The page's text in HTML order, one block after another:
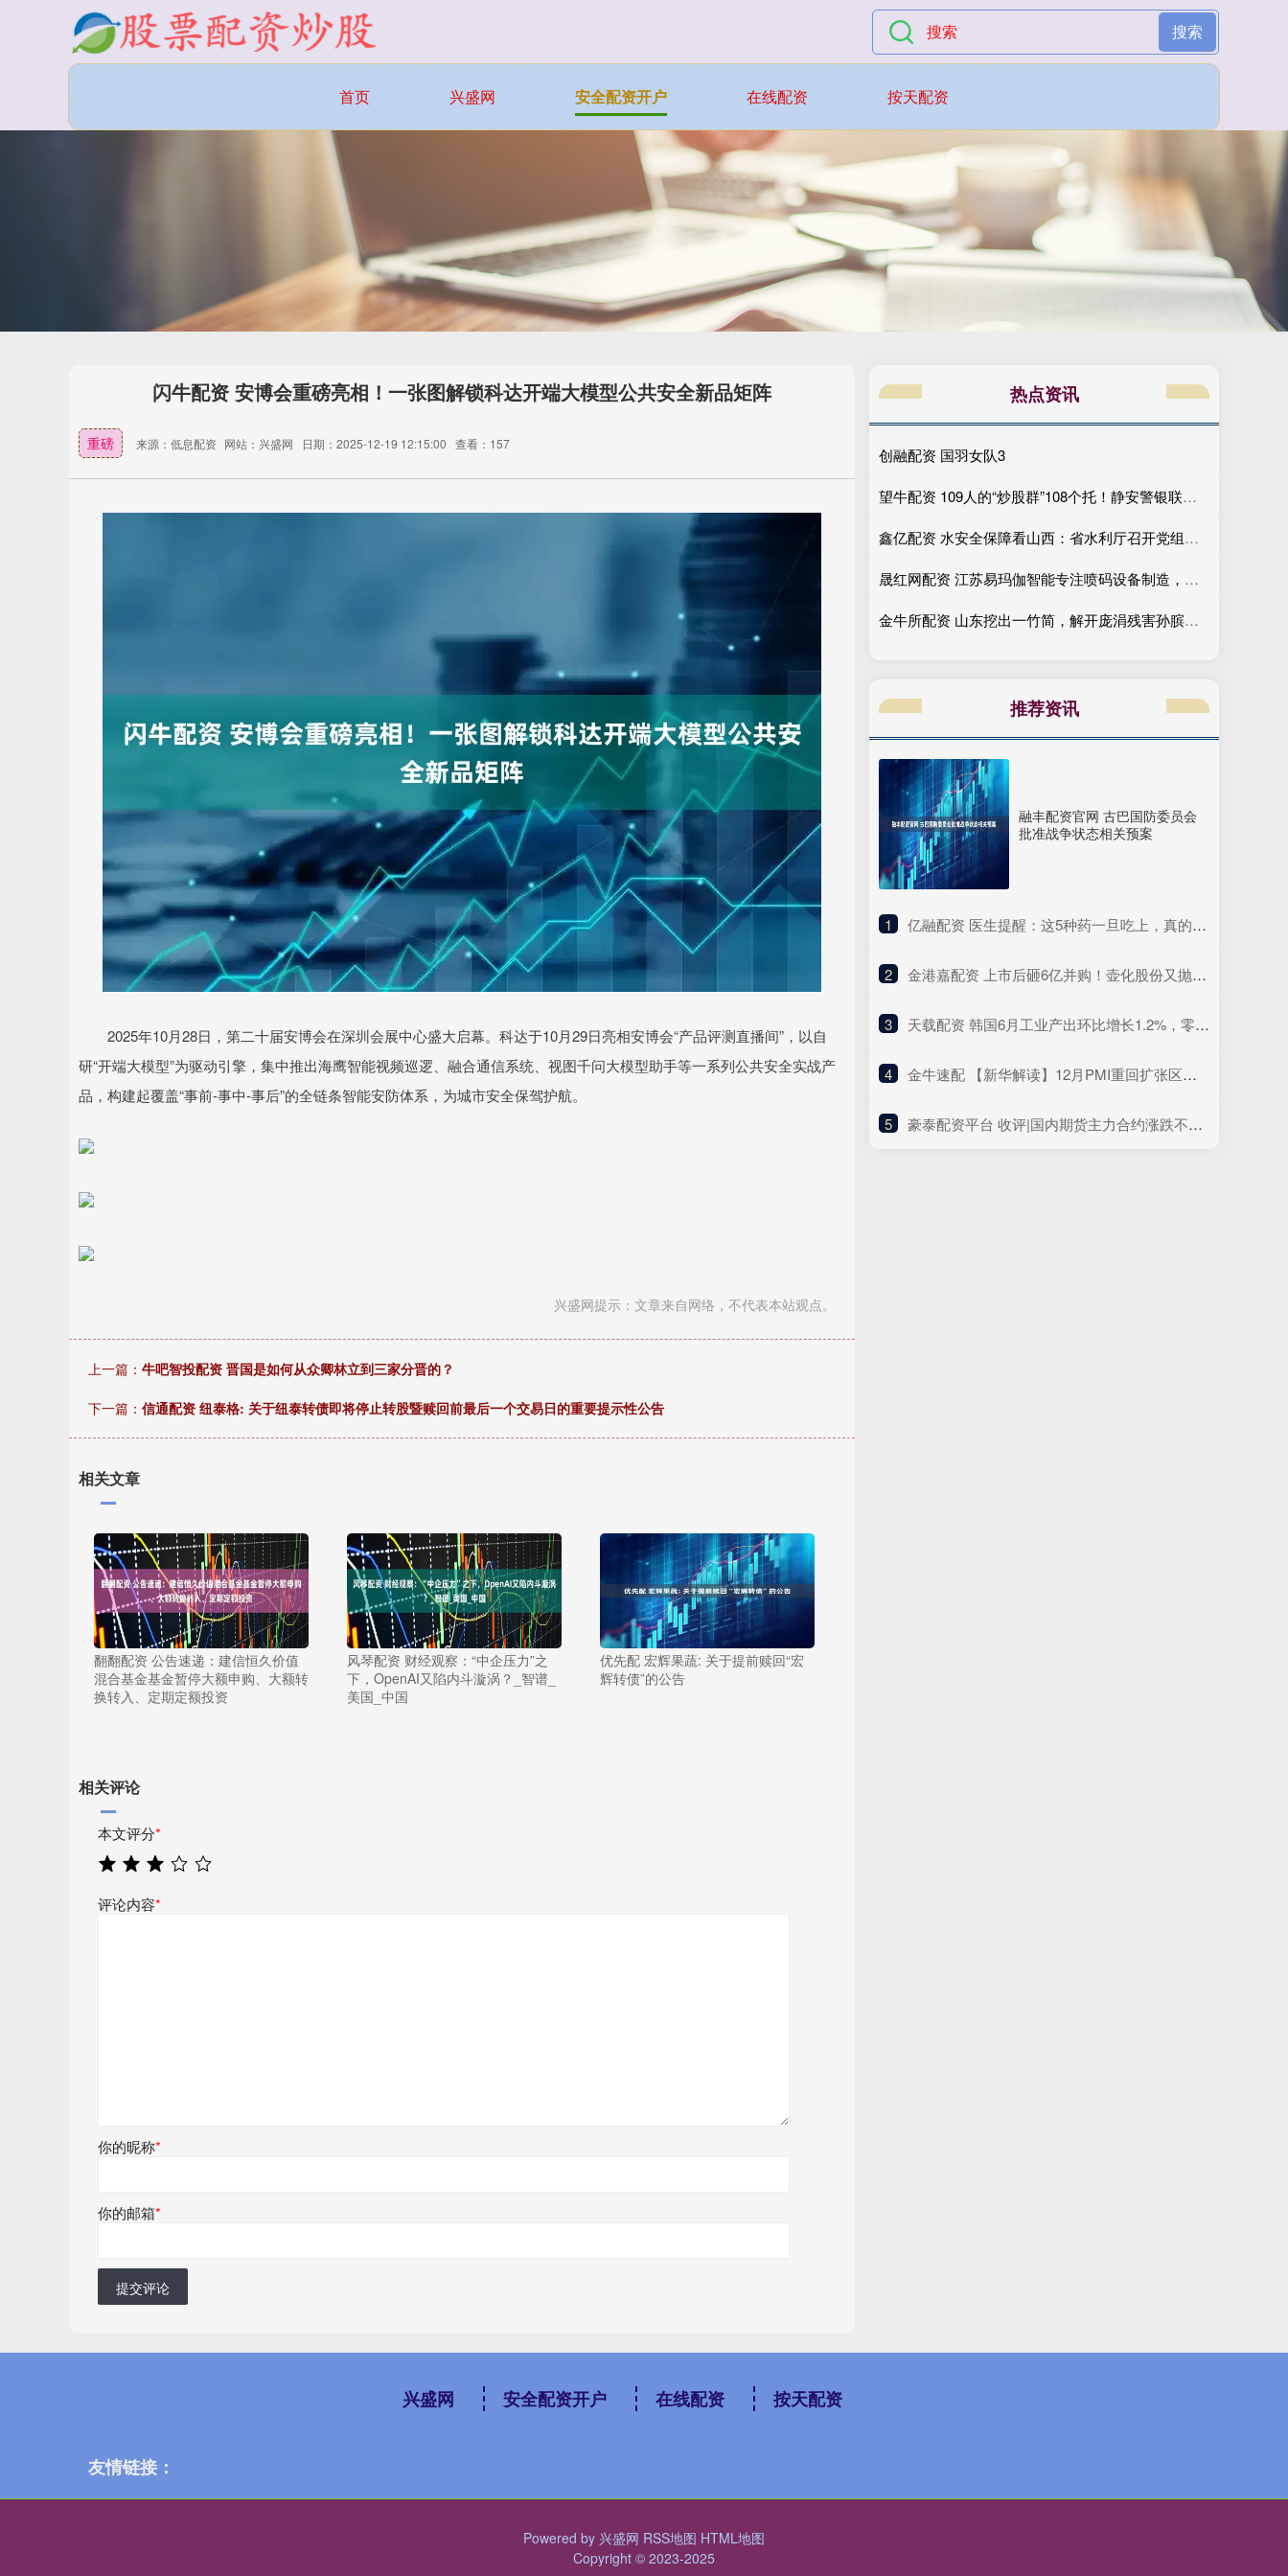
搜索
首页 兴盛网 安全配资开户 在线配资 按天配资
闪牛配资 安博会重磅亮相！一张图解锁科达开端大模型公共安全新品矩阵
重磅 来源：低息配资 网站：兴盛网 日期：2025-12-19 12:15:00 查看：157
2025年10月28日，第二十届安博会在深圳会展中心盛大启幕。科达于10月29日亮相安博会“产品评测直播间”，以自
研“开端大模型”为驱动引擎，集中推出海鹰智能视频巡逻、融合通信系统、视图千问大模型助手等一系列公共安全实战产
品，构建起覆盖“事前-事中-事后”的全链条智能安防体系，为城市安全保驾护航。
兴盛网提示：文章来自网络，不代表本站观点。
上一篇： 牛吧智投配资 晋国是如何从众卿林立到三家分晋的？
下一篇： 信通配资 纽泰格: 关于纽泰转债即将停止转股暨赎回前最后一个交易日的重要提示性公告
相关文章
翻翻配资 公告速递：建信恒久价值
混合基金基金暂停大额申购、大额转
换转入、定期定额投资
风琴配资 财经观察：“中企压力”之
下，OpenAI又陷内斗漩涡？_智谱_
美国_中国
优先配 宏辉果蔬: 关于提前赎回“宏
辉转债”的公告
相关评论
本文评分*
评论内容*
你的昵称*
你的邮箱*
提交评论
热点资讯
创融配资 国羽女队3
望牛配资 109人的“炒股群”108个托！静安警银联动保住老人10万元
鑫亿配资 水安全保障看山西：省水利厅召开党组（扩大）会议 传达学习贯彻全国两会精神
晟红网配资 江苏易玛伽智能专注喷码设备制造，技术团队全程严格把控。提供高解析喷码机、小字符喷码机及激光喷码机，保障标识清晰稳定运行
金牛所配资 山东挖出一竹简，解开庞涓残害孙膑真相：孙膑被挖掉膝盖骨真不冤_田忌_竹筒_齐国
推荐资讯
融丰配资官网 古巴国防委员会
批准战争状态相关预案
1 ​亿融配资 医生提醒：这5种药一旦吃上，真的不能随便停！突然停服风险大
2 ​金港嘉配资 上市后砸6亿并购！壶化股份又抛5.86亿元定增，短期偿债压力明显，去年营收净利双降
3 ​天载配资 韩国6月工业产出环比增长1.2%，零售销售增长0.5%
4 ​金牛速配 【新华解读】12月PMI重回扩张区间 政策显效与信心改善共促经济回升向好
5 ​豪泰配资平台 收评|国内期货主力合约涨跌不一 铂、钯封跌停板
兴盛网 安全配资开户 在线配资 按天配资
友情链接：
Powered by 兴盛网 RSS地图 HTML地图
Copyright © 2023-2025